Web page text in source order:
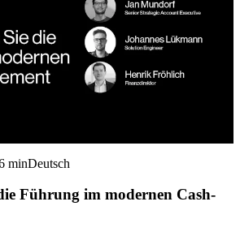
minDeutsch
Führung im modernen Cash-